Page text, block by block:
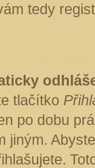
tedy
tlačítko
po dobu
jiným.